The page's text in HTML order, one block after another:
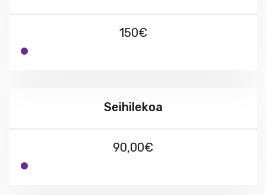
150€
Seihilekoa
90,00€